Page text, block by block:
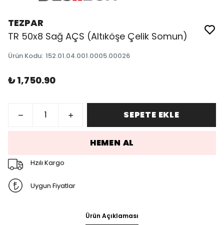
TEZPAR
TR 50x8 Sağ AÇS (Altıköşe Çelik Somun)
Ürün Kodu: 152.01.04.001.0005.00026
₺ 1,750.90
SEPETE EKLE
HEMEN AL
Hzılı Kargo
Uygun Fiyatlar
Ürün Açıklaması